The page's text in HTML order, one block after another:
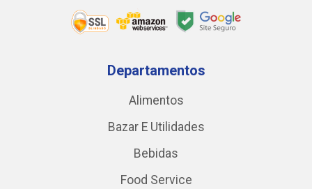
Departamentos
Alimentos
Bazar E Utilidades
Bebidas
Food Service